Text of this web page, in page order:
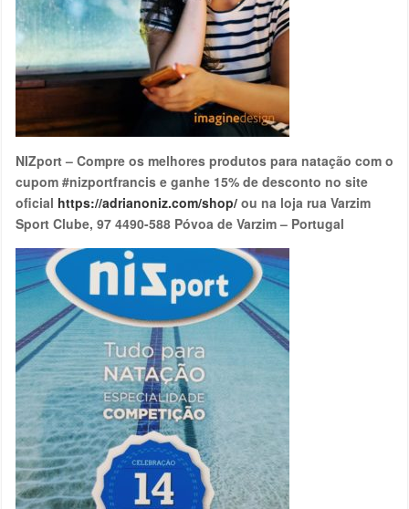
NIZport – Compre os melhores produtos para natação com o
cupom #nizportfrancis e ganhe 15% de desconto no site
oficial https://adrianoniz.com/shop/ ou na loja rua Varzim
Sport Clube, 97 4490-588 Póvoa de Varzim – Portugal